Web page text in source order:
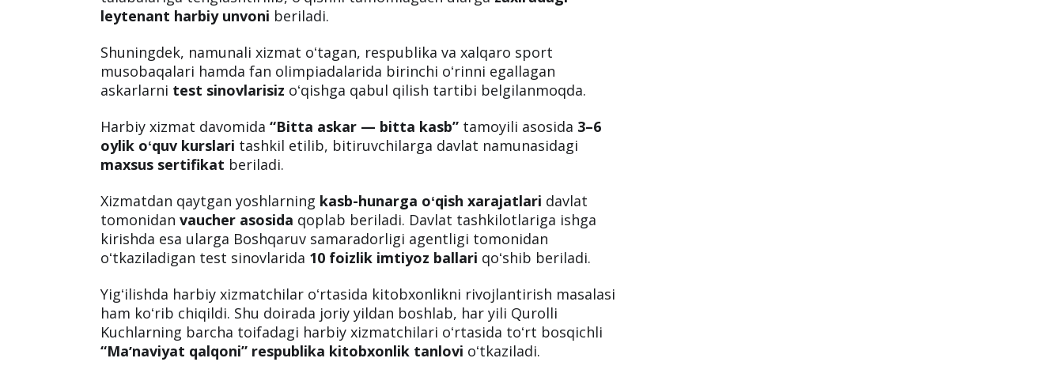
leytenant harbiy unvoni beriladi.
Shuningdek, namunali xizmat oʻtagan, respublika va xalqaro sport
musobaqalari hamda fan olimpiadalarida birinchi oʻrinni egallagan
askarlarni test sinovlarisiz oʻqishga qabul qilish tartibi belgilanmoqda.
Harbiy xizmat davomida“Bitta askar — bitta kasb” tamoyili asosida 3–6
oylik oʻquv kurslari tashkil etilib, bitiruvchilarga davlat namunasidagi
maxsus sertifikat beriladi.
Xizmatdan qaytgan yoshlarning kasb-hunarga oʻqish xarajatlari davlat
tomonidan vaucher asosida qoplab beriladi. Davlat tashkilotlariga ishga
kirishda esa ularga Boshqaruv samaradorligi agentligi tomonidan
oʻtkaziladigan test sinovlarida 10 foizlik imtiyoz ballari qoʻshib beriladi.
Yigʻilishda harbiy xizmatchilar oʻrtasida kitobxonlikni rivojlantirish masalasi
ham koʻrib chiqildi. Shu doirada joriy yildan boshlab, har yili Qurolli
Kuchlarning barcha toifadagi harbiy xizmatchilari oʻrtasida toʻrt bosqichli
“Maʼnaviyat qalqoni” respublika kitobxonlik tanlovi oʻtkaziladi.